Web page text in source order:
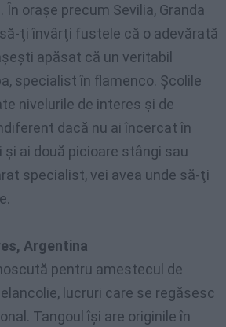
. În oraşe precum Sevilia, Granda
să-ţi învârţi fustele că o adevărată
apăsat că un veritabil
specialist în flamenco. Şcolile
nivelurile de interes şi de
dacă nu ai încercat în
şi ai două picioare stângi sau
specialist, vei avea unde să-ţi
Argentina
pentru amestecul de
lucruri care se regăsesc
Tangoul îşi are originile în